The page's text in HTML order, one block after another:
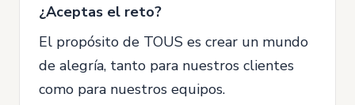
¿Aceptas el reto?
El propósito de TOUS es crear un mundo
de alegría, tanto para nuestros clientes
como para nuestros equipos.